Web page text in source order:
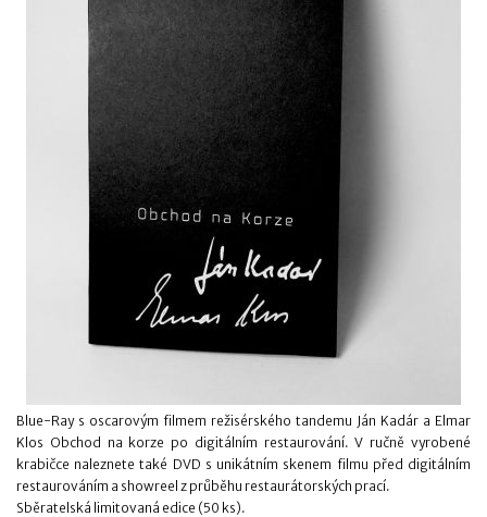
Blue-Ray s oscarovým filmem režisérského tandemu Ján Kadár a Elmar
Klos Obchod na korze po digitálním restaurování. V ručně vyrobené
krabičce naleznete také DVD s unikátním skenem filmu před digitálním
restaurováním a showreel z průběhu restaurátorských prací.
Sběratelská limitovaná edice (50 ks).